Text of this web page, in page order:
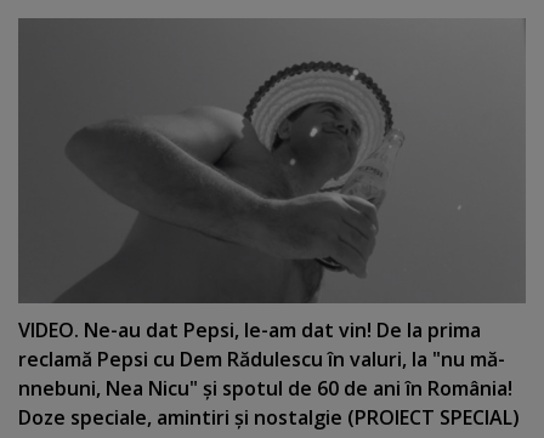
VIDEO. Ne-au dat Pepsi, le-am dat vin! De la prima
reclamă Pepsi cu Dem Rădulescu în valuri, la "nu mă-
nnebuni, Nea Nicu" şi spotul de 60 de ani în România!
Doze speciale, amintiri şi nostalgie (PROIECT SPECIAL)